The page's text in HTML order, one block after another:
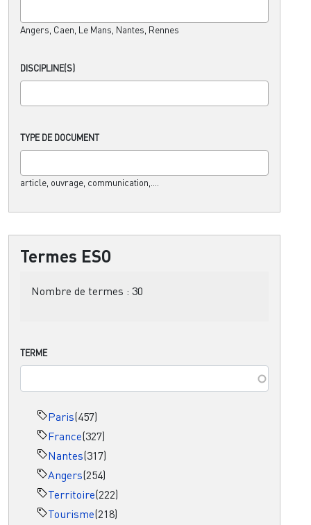
Angers, Caen, Le Mans, Nantes, Rennes
DISCIPLINE(S)
TYPE DE DOCUMENT
article, ouvrage, communication,....
Termes ESO
Nombre de termes : 30
TERME
Paris(457)
France(327)
Nantes(317)
Angers(254)
Territoire(222)
Tourisme(218)